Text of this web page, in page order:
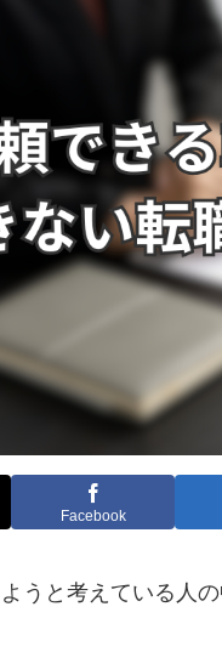
Facebook
うと考えている人